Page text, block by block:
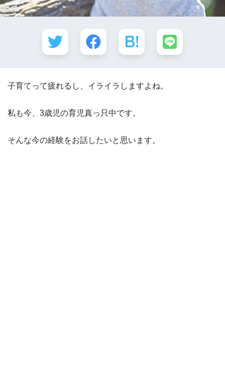
子育てって疲れるし、イライラしますよね。
私も今、3歳児の育児真っ只中です。
そんな今の経験をお話したいと思います。